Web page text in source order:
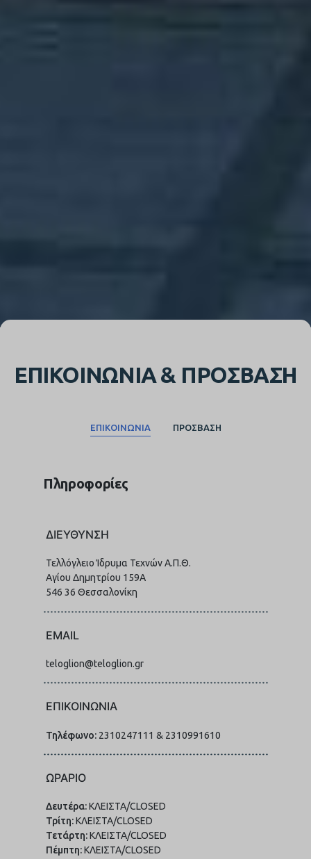
ΕΠΙΚΟΙΝΩΝΙΑ & ΠΡΟΣΒΑΣΗ
ΕΠΙΚΟΙΝΩΝΙΑ ΠΡΟΣΒΑΣΗ
Πληροφορίες
ΔΙΕΥΘΥΝΣΗ
Τελλόγλειο Ίδρυμα Τεχνών Α.Π.Θ.
Αγίου Δημητρίου 159Α
546 36 Θεσσαλονίκη
EMAIL
teloglion@teloglion.gr
ΕΠΙΚΟΙΝΩΝΙΑ
Τηλέφωνο: 2310247111 & 2310991610
ΩΡΑΡΙΟ
Δευτέρα:ΚΛΕΙΣΤΑ/CLOSED
Τρίτη:ΚΛΕΙΣΤΑ/CLOSED
Τετάρτη:ΚΛΕΙΣΤΑ/CLOSED
Πέμπτη:ΚΛΕΙΣΤΑ/CLOSED